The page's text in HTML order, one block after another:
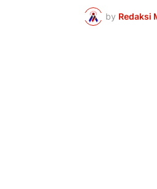
by Redaksi